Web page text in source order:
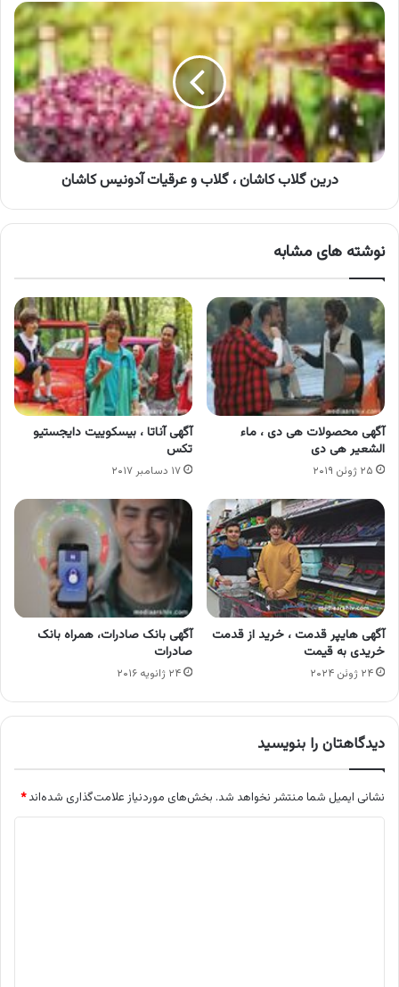
درین
گلاب
کاشان
،
گلاب
و
عرقیات
آدونیس
کاشان
درین گلاب کاشان ، گلاب و عرقیات آدونیس کاشان
نوشته های مشابه
آگهی محصولات هی دی ، ماء
الشعیر هی دی
۲۵ ژوئن ۲۰۱۹
آگهی آناتا ، بیسکوییت دایجستیو
تکس
۱۷ دسامبر ۲۰۱۷
آگهی هایپر قدمت ، خرید از قدمت
خریدی به قیمت
۲۴ ژوئن ۲۰۲۴
آگهی بانک صادرات، همراه بانک
صادرات
۲۴ ژانویه ۲۰۱۶
دیدگاهتان را بنویسید
نشانی ایمیل شما منتشر نخواهد شد. بخش‌های موردنیاز علامت‌گذاری شده‌اند*